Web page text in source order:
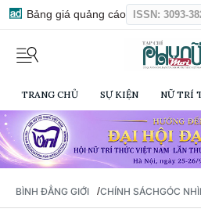
Bảng giá quảng cáo ISSN: 3093-
TRANG CHỦ SỰ KIỆN NỮ TRÍ
BÌNH ĐẲNG GIỚI /CHÍNH SÁCHGÓC